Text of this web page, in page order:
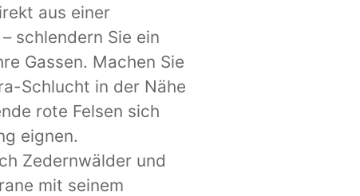
aus einer
schlendern Sie ein
Gassen. Machen Sie
Schlucht in der Nähe
rote Felsen sich
eignen.
Zedernwälder und
mit seinem